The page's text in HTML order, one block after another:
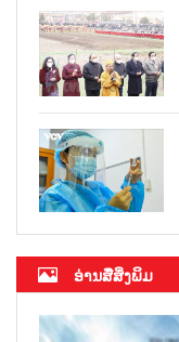
ອ່ານສື່ສິ່ງພິມ